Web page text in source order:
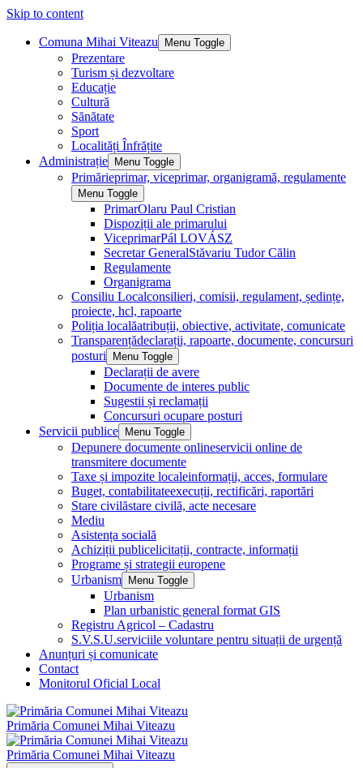
Skip to content
Comuna Mihai Viteazu Menu Toggle
Prezentare
Turism și dezvoltare
Educație
Cultură
Sănătate
Sport
Localități Înfrățite
Administrație
Menu Toggle
Primărieprimar, viceprimar, organigramă, regulamente
Menu Toggle
PrimarOlaru Paul Cristian
Dispoziții ale primarului
ViceprimarPál LOVÁSZ
Secretar GeneralStăvariu Tudor Călin
Regulamente
Organigrama
Consiliu Localconsilieri, comisii, regulament, ședințe,
proiecte, hcl, rapoarte
Poliția localăatribuții, obiective, activitate, comunicate
Transparențădeclarații, rapoarte, documente, concursuri
posturi
Menu Toggle
Declarații de avere
Documente de interes public
Sugestii și reclamații
Concursuri ocupare posturi
Servicii publice
Menu Toggle
Depunere documente onlineservicii online de
transmitere documente
Taxe și impozite localeinformații, acces, formulare
Buget, contabilitateexecuții, rectificări, raportări
Stare civilăstare civilă, acte necesare
Mediu
Asistența socială
Achiziții publicelicitații, contracte, informații
Programe și strategii europene
Urbanism
Menu Toggle
Urbanism
Plan urbanistic general format GIS
Registru Agricol – Cadastru
S.V.S.U.serviciile voluntare pentru situații de urgență
Anunțuri și comunicate
Contact
Monitorul Oficial Local
Primăria Comunei Mihai Viteazu
Primăria Comunei Mihai Viteazu